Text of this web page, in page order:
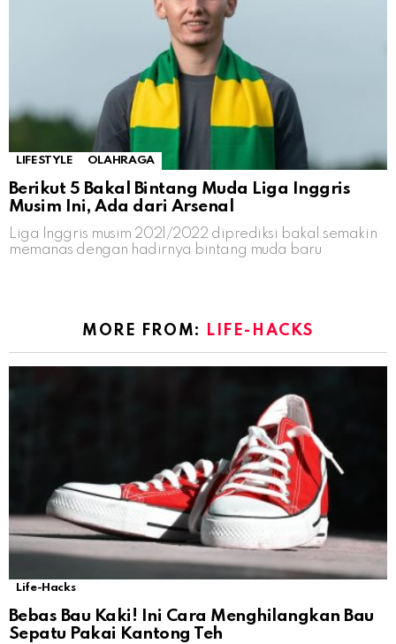
LIFESTYLE OLAHRAGA
Berikut 5 Bakal Bintang Muda Liga Inggris
Musim Ini, Ada dari Arsenal
Liga Inggris musim 2021/2022 diprediksi bakal semakin
memanas dengan hadirnya bintang muda baru
MORE FROM: LIFE-HACKS
Life-Hacks
Bebas Bau Kaki! Ini Cara Menghilangkan Bau
Sepatu Pakai Kantong Teh